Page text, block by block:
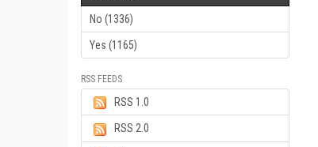
No (1336)
Yes (1165)
RSS FEEDS
RSS 1.0
RSS 2.0